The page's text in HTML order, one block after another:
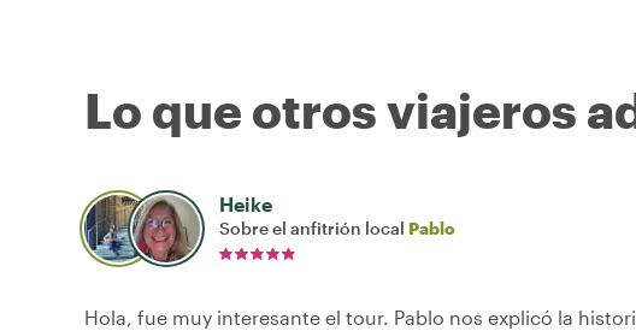
Lo que otros viajeros
Heike
Sobre el anfitrión local Pablo
Hola, fue muy interesante el tour. Pablo nos explicó la